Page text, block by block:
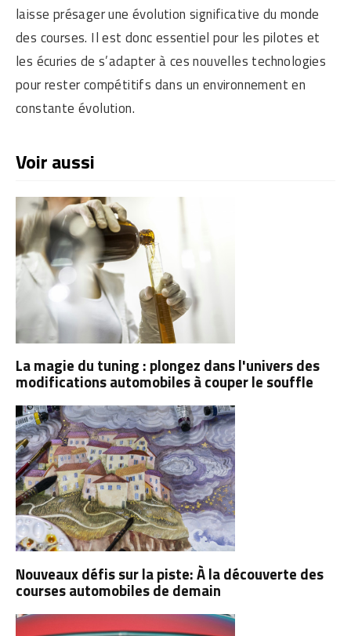
laisse présager une évolution significative du monde
des courses. Il est donc essentiel pour les pilotes et
les écuries de s’adapter à ces nouvelles technologies
pour rester compétitifs dans un environnement en
constante évolution.
Voir aussi
La magie du tuning : plongez dans l'univers des
modifications automobiles à couper le souffle
Nouveaux défis sur la piste: À la découverte des
courses automobiles de demain